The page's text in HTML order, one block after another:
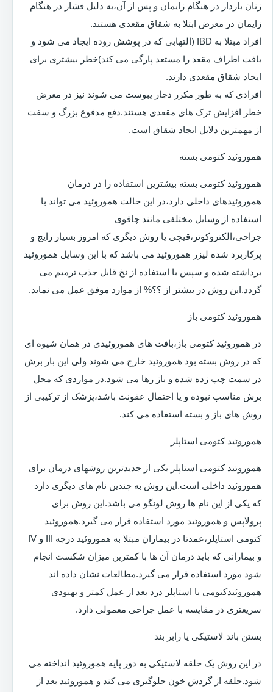
زنان باردار در هنگام زایمان و پس از آن،به دلیل فشار در هنگام
زایمان در معرض ابتلا به شقاق مقعدی هستند.
افراد مبتلا به IBD (التهابی که در پوشش روده ایجاد می شود و
بافت اطراف مقعد را مستعد پارگی می کند)خطر بیشتری برای
ایجاد شقاق مقعدی دارند.
افرادی که به طور مکرر دچار یبوست می شوند نیز در معرض
خطر افزایش ترک های مقعدی هستند.دفع مدفوع بزرگ و سفت
از مهمترین دلایل ایجاد شقاق است.
هموروئید کتومی بسته
هموروئید کتومی بسته بیشترین استفاده را در درمان
هموروئیدهای داخلی دارد،در این حالت هموروئید می تواند با
استفاده از وسایل مختلفی مانند چاقوی
جراحی،الکتروکوتر،قیچی یا روش دیگری که امروز بسیار رایج و
پرکاربرد شده لیزر هموروئید می باشد که با این وسایل هموروئید
برداشته شده و سپس با استفاده از نخ قابل جذب ترمیم می
گردد.این روش در بیشتر از ؟؟% از موارد موفق عمل می نماید.
هموروئید کتومی باز
در هموروئید کتومی باز،بافت های هموروئیدی در همان شیوه ای
که در روش بسته بود هموروئید خارج می شوند ولی این بار برش
در سمت چپ زده شده و باز رها می شود.در مواردی که محل
برش مناسب نبوده و یا احتمال عفونت باشد،پزشک از ترکیبی از
روش های باز و بسته استفاده می کند.
هموروئید کتومی استاپلر
هموروئید کتومی استاپلر یکی از جدیدترین روشهای درمان برای
هموروئید داخلی است.این روش به چندین نام های دیگری دارد
که یکی از این نام ها روش لونگو می باشد.این روش برای
پرولاپس و هموروئید مورد استفاده قرار می گیرد.هموروئید
کتومی استاپلر،عمدتا در بیماران مبتلا به هموروئید درجه III و IV
و بیمارانی که باید درمان آن ها با کمترین میزان شکست انجام
شود مورد استفاده قرار می گیرد.مطالعات نشان داده اند
هموروئیدکتومی با استاپلر درد بعد از عمل کمتر و بهبودی
سریعتری در مقایسه با عمل جراحی معمولی دارد.
بستن باند لاستیکی یا رابر بند
در این روش یک حلقه لاستیکی به دور پایه هموروئید انداخته می
شود.حلقه از گردش خون جلوگیری می کند و هموروئید بعد از